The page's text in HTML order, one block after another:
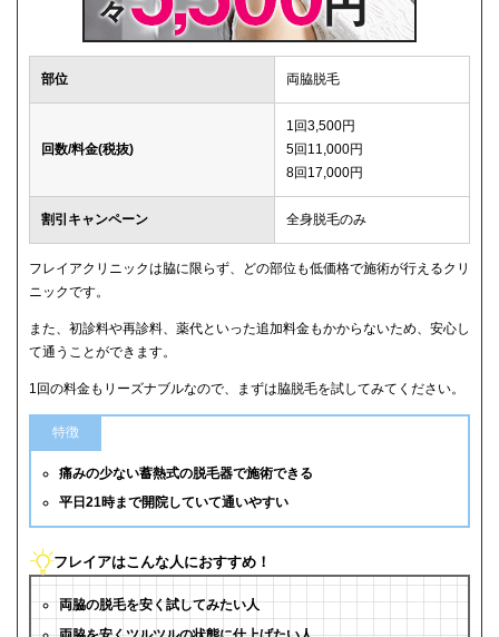
部位 両脇脱毛
回数/料金(税抜)
1回3,500円
5回11,000円
8回17,000円
割引キャンペーン 全身脱毛のみ
フレイアクリニックは脇に限らず、どの部位も低価格で施術が行えるクリ
ニックです。
また、初診料や再診料、薬代といった追加料金もかからないため、安心し
て通うことができます。
1回の料金もリーズナブルなので、まずは脇脱毛を試してみてください。
特徴
痛みの少ない蓄熱式の脱毛器で施術できる
平日21時まで開院していて通いやすい
フレイアはこんな人におすすめ！
両脇の脱毛を安く試してみたい人